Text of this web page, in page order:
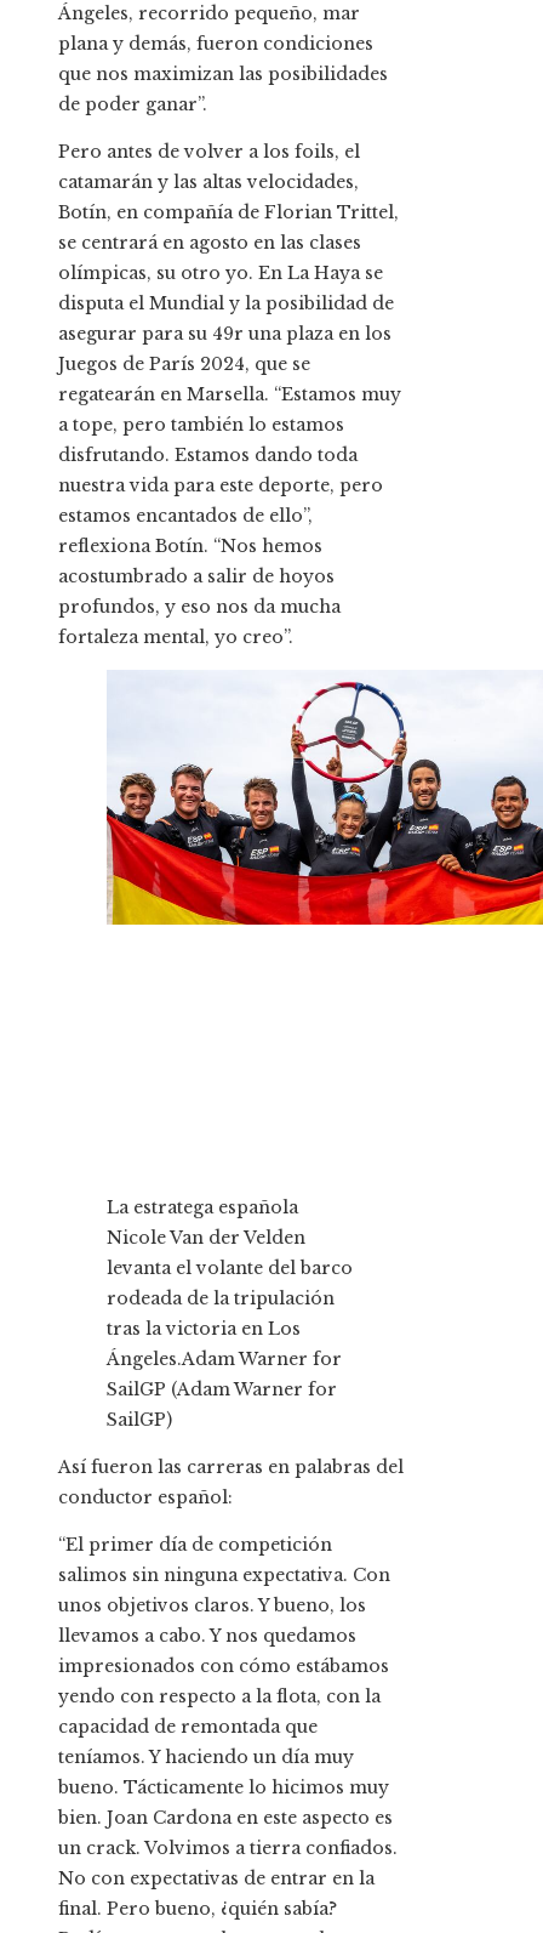
Ángeles, recorrido pequeño, mar
plana y demás, fueron condiciones
que nos maximizan las posibilidades
de poder ganar”.
Pero antes de volver a los foils, el
catamarán y las altas velocidades,
Botín, en compañía de Florian Trittel,
se centrará en agosto en las clases
olímpicas, su otro yo. En La Haya se
disputa el Mundial y la posibilidad de
asegurar para su 49r una plaza en los
Juegos de París 2024, que se
regatearán en Marsella. “Estamos muy
a tope, pero también lo estamos
disfrutando. Estamos dando toda
nuestra vida para este deporte, pero
estamos encantados de ello”,
reflexiona Botín. “Nos hemos
acostumbrado a salir de hoyos
profundos, y eso nos da mucha
fortaleza mental, yo creo”.
La estratega española
Nicole Van der Velden
levanta el volante del barco
rodeada de la tripulación
tras la victoria en Los
Ángeles.Adam Warner for
SailGP (Adam Warner for
SailGP)
Así fueron las carreras en palabras del
conductor español:
“El primer día de competición
salimos sin ninguna expectativa. Con
unos objetivos claros. Y bueno, los
llevamos a cabo. Y nos quedamos
impresionados con cómo estábamos
yendo con respecto a la flota, con la
capacidad de remontada que
teníamos. Y haciendo un día muy
bueno. Tácticamente lo hicimos muy
bien. Joan Cardona en este aspecto es
un crack. Volvimos a tierra confiados.
No con expectativas de entrar en la
final. Pero bueno, ¿quién sabía?